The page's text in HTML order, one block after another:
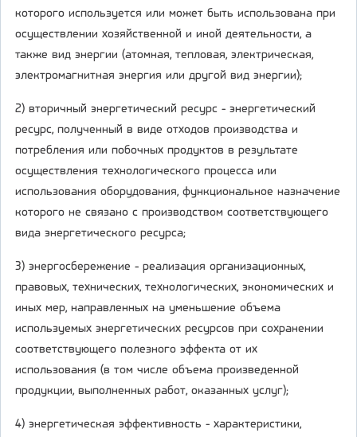
которого используется или может быть использована при
осуществлении хозяйственной и иной деятельности, а
также вид энергии (атомная, тепловая, электрическая,
электромагнитная энергия или другой вид энергии);
2) вторичный энергетический ресурс - энергетический
ресурс, полученный в виде отходов производства и
потребления или побочных продуктов в результате
осуществления технологического процесса или
использования оборудования, функциональное назначение
которого не связано с производством соответствующего
вида энергетического ресурса;
3) энергосбережение - реализация организационных,
правовых, технических, технологических, экономических и
иных мер, направленных на уменьшение объема
используемых энергетических ресурсов при сохранении
соответствующего полезного эффекта от их
использования (в том числе объема произведенной
продукции, выполненных работ, оказанных услуг);
4) энергетическая эффективность - характеристики,